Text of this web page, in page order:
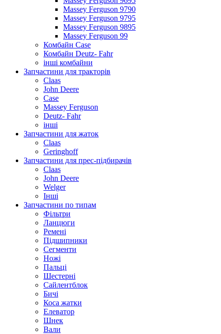
Massey Ferguson 9790
Massey Ferguson 9795
Massey Ferguson 9895
Massey Ferguson 99
Комбайн Case
Комбайн Deutz- Fahr
інші комбайни
Запчастини для тракторів
Claas
John Deere
Case
Massey Ferguson
Deutz- Fahr
інші
Запчастини для жаток
Claas
Geringhoff
Запчастини для прес-підбирачів
Claas
John Deere
Welger
Інші
Запчастини по типам
Фільтри
Ланцюги
Ремені
Підшипники
Сегменти
Ножі
Пальці
Шестерні
Сайлентблок
Бичі
Коса жатки
Елеватор
Шнек
Вали